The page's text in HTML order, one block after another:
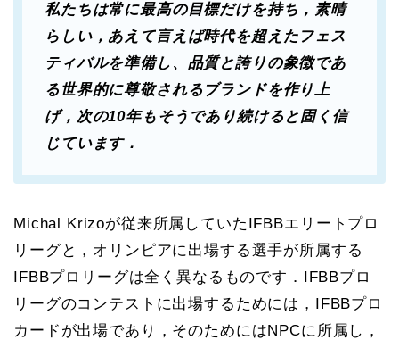
私たちは常に最高の目標だけを持ち，素晴
らしい，あえて言えば時代を超えたフェス
ティバルを準備し、品質と誇りの象徴であ
る世界的に尊敬されるブランドを作り上
げ，次の10年もそうであり続けると固く信
じています．
Michal Krizoが従来所属していたIFBBエリートプロ
リーグと，オリンピアに出場する選手が所属する
IFBBプロリーグは全く異なるものです．IFBBプロ
リーグのコンテストに出場するためには，IFBBプロ
カードが出場であり，そのためにはNPCに所属し，